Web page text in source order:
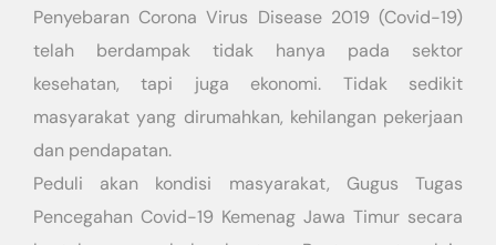
Penyebaran Corona Virus Disease 2019 (Covid-19)
telah berdampak tidak hanya pada sektor
kesehatan, tapi juga ekonomi. Tidak sedikit
masyarakat yang dirumahkan, kehilangan pekerjaan
dan pendapatan.
Peduli akan kondisi masyarakat, Gugus Tugas
Pencegahan Covid-19 Kemenag Jawa Timur secara